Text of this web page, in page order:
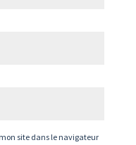
site dans le navigateur